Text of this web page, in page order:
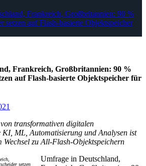
Frankreich, Großbritannien: 90 %
setzen auf Flash-basierte Objektspeicher
Frankreich, Großbritannien: 90 %
auf Flash-basierte Objektspeicher für
transformativen digitalen
KI, ML, Automatisierung und Analysen ist
Wechsel zu All-Flash-Objektspeichern
Umfrage in Deutschland,